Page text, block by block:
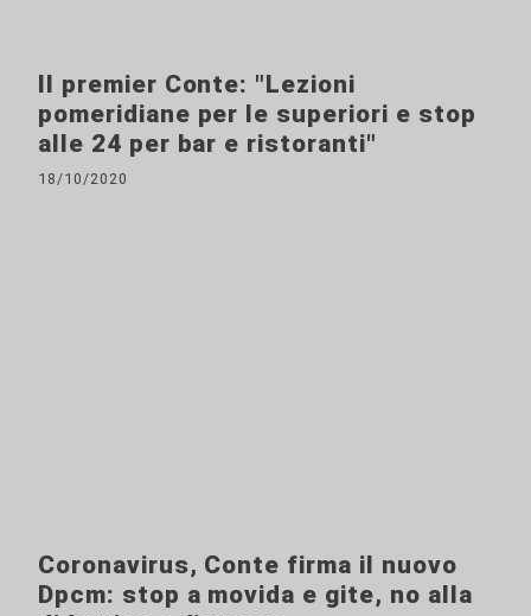
Il premier Conte: "Lezioni
pomeridiane per le superiori e stop
alle 24 per bar e ristoranti"
18/10/2020
Coronavirus, Conte firma il nuovo
Dpcm: stop a movida e gite, no alla